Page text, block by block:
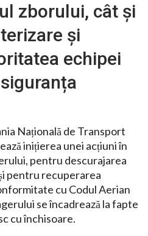
zborului, cât și
și
echipei
Națională de Transport
inițierea unei acțiuni în
pentru descurajarea
pentru recuperarea
cu Codul Aerian
se încadrează la fapte
cu închisoare.